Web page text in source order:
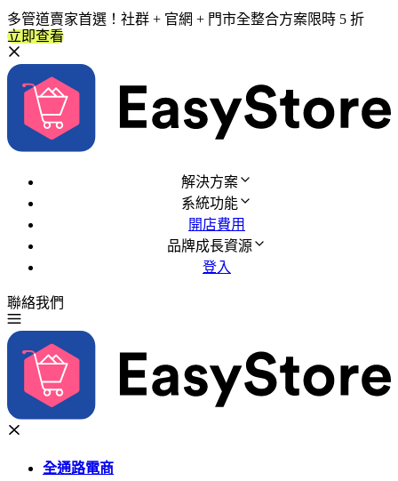
多管道賣家首選！社群 + 官網 + 門市全整合方案限時 5 折
立即查看
解決方案
系統功能
開店費用
品牌成長資源
登入
聯絡我們
全通路電商